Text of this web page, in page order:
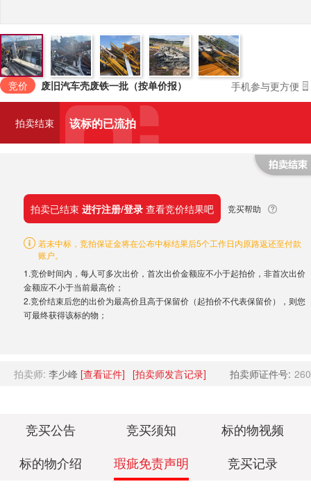
竞价 废旧汽车壳废铁一批（按单价报） 手机参与更方便
拍卖结束 该标的已流拍
拍卖已结束 进行注册/登录 查看竞价结果吧 竞买帮助
若未中标，竞拍保证金将在公布中标结果后5个工作日内原路返还至付款
账户。
1.竞价时间内，每人可多次出价，首次出价金额应不小于起拍价，非首次出价
金额应不小于当前最高价；
2.竞价结束后您的出价为最高价且高于保留价（起拍价不代表保留价），则您
可最终获得该标的物；
拍卖师: 李少峰 [查看证件] [拍卖师发言记录] 拍卖师证件号:
竞买公告 竞买须知 标的物视频
标的物介绍 瑕疵免责声明 竞买记录